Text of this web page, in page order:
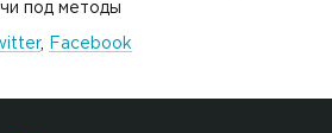
под методы
, Facebook